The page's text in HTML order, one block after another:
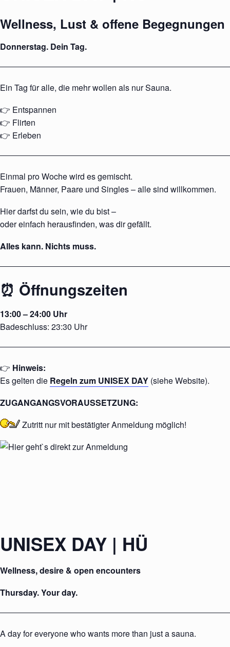
Wellness, Lust & offene Begegnungen
Donnerstag. Dein Tag.
Ein Tag für alle, die mehr wollen als nur Sauna.
👉 Entspannen
👉 Flirten
👉 Erleben
Einmal pro Woche wird es gemischt.
Frauen, Männer, Paare und Singles – alle sind willkommen.
Hier darfst du sein, wie du bist –
oder einfach herausfinden, was dir gefällt.
Alles kann. Nichts muss.
⏰ Öffnungszeiten
13:00 – 24:00 Uhr
Badeschluss: 23:30 Uhr
👉 Hinweis:
Es gelten die Regeln zum UNISEX DAY (siehe Website).
ZUGANGANGSVORAUSSETZUNG:
Zutritt nur mitbestätigterAnmeldung möglich!
UNISEX DAY | HÜ
Wellness, desire & open encounters
Thursday. Your day.
A day for everyone who wants more than just a sauna.